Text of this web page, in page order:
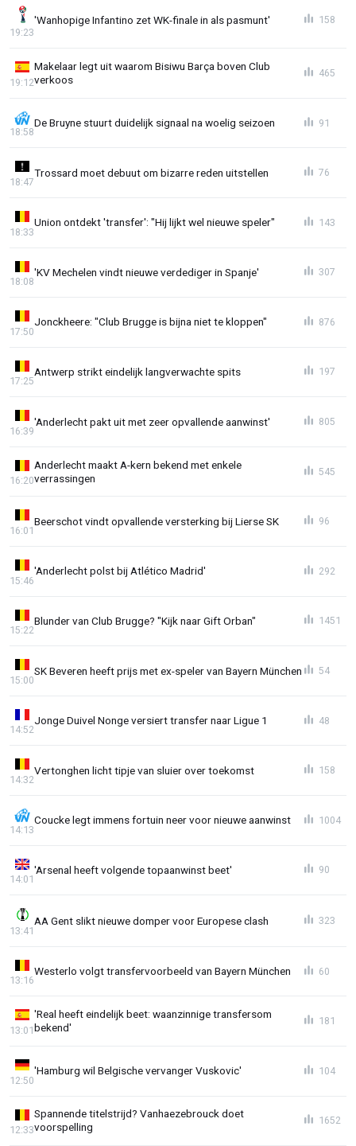
'Wanhopige Infantino zet WK-finale in als pasmunt'
19:23
158
Makelaar legt uit waarom Bisiwu Barça boven Club
verkoos
19:12
465
De Bruyne stuurt duidelijk signaal na woelig seizoen
18:58
91
Trossard moet debuut om bizarre reden uitstellen
18:47
76
Union ontdekt 'transfer': "Hij lijkt wel nieuwe speler"
18:33
143
'KV Mechelen vindt nieuwe verdediger in Spanje'
18:08
307
Jonckheere: "Club Brugge is bijna niet te kloppen"
17:50
876
Antwerp strikt eindelijk langverwachte spits
17:25
197
'Anderlecht pakt uit met zeer opvallende aanwinst'
16:39
805
Anderlecht maakt A-kern bekend met enkele
verrassingen
16:20
545
Beerschot vindt opvallende versterking bij Lierse SK
16:01
96
'Anderlecht polst bij Atlético Madrid'
15:46
292
Blunder van Club Brugge? "Kijk naar Gift Orban"
15:22
1451
SK Beveren heeft prijs met ex-speler van Bayern München
15:00
54
Jonge Duivel Nonge versiert transfer naar Ligue 1
14:52
48
Vertonghen licht tipje van sluier over toekomst
14:32
158
Coucke legt immens fortuin neer voor nieuwe aanwinst
14:13
1004
'Arsenal heeft volgende topaanwinst beet'
14:01
90
AA Gent slikt nieuwe domper voor Europese clash
13:41
323
Westerlo volgt transfervoorbeeld van Bayern München
13:16
60
'Real heeft eindelijk beet: waanzinnige transfersom
bekend'
13:01
181
'Hamburg wil Belgische vervanger Vuskovic'
12:50
104
Spannende titelstrijd? Vanhaezebrouck doet
voorspelling
12:33
1652